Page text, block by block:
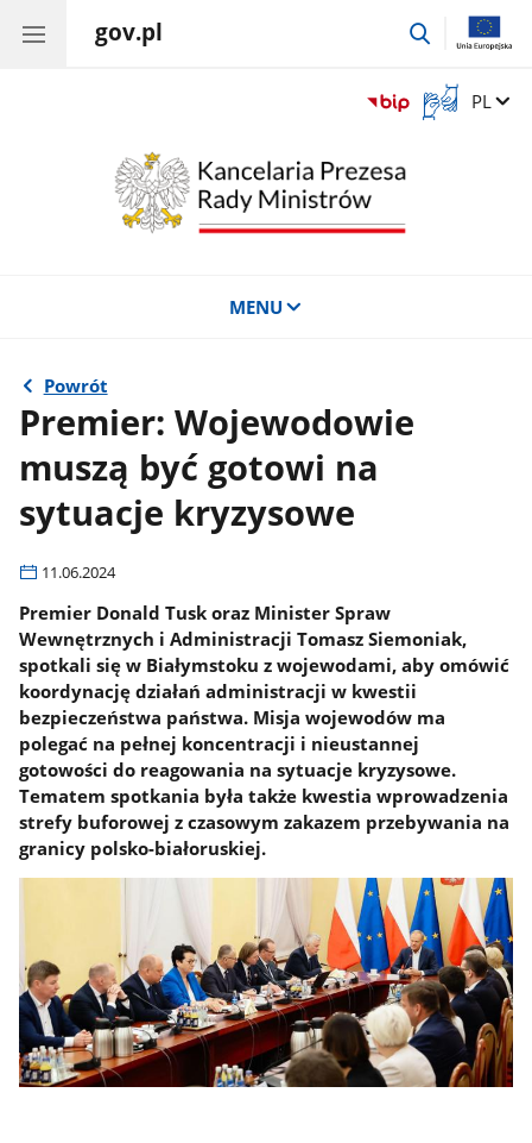
gov.pl
przejdź
Otwórz
okno
Zmień
PL
MENU
Powrót
Premier: Wojewodowie
muszą być gotowi na
sytuacje kryzysowe
11.06.2024
Premier Donald Tusk oraz Minister Spraw
Wewnętrznych i Administracji Tomasz Siemoniak,
spotkali się w Białymstoku z wojewodami, aby omówić
koordynację działań administracji w kwestii
bezpieczeństwa państwa. Misja wojewodów ma
polegać na pełnej koncentracji i nieustannej
gotowości do reagowania na sytuacje kryzysowe.
Tematem spotkania była także kwestia wprowadzenia
strefy buforowej z czasowym zakazem przebywania na
granicy polsko-białoruskiej.